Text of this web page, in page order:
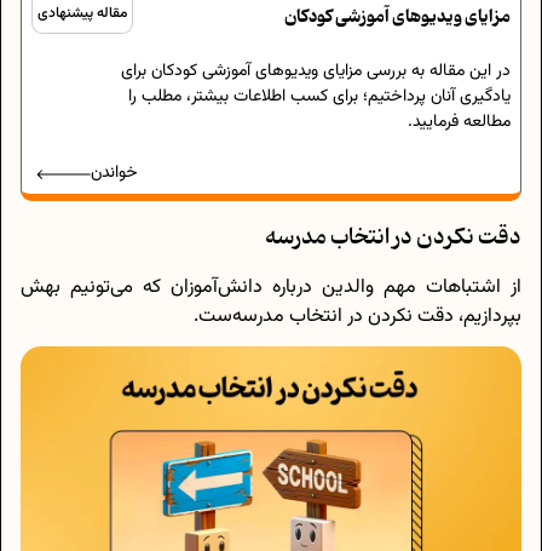
مقاله پیشنهادی مزایای ویدیوهای آموزشی کودکان
در این مقاله به بررسی مزایای ویدیوهای آموزشی کودکان برای
یادگیری آنان پرداختیم؛ برای کسب اطلاعات بیشتر، مطلب را
مطالعه فرمایید.
خواندن
دقت نکردن در انتخاب مدرسه
از اشتباهات مهم والدین درباره دانش‌آموزان که می‌تونیم بهش
بپردازیم، دقت نکردن در انتخاب مدرسه‌ست.